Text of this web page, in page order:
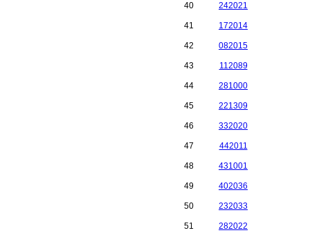
40 242021
41 172014
42 082015
43 112089
44 281000
45 221309
46 332020
47 442011
48 431001
49 402036
50 232033
51 282022